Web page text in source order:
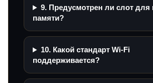
9. Предусмотрен ли слот для
памяти?
10. Какой стандарт Wi‑Fi
поддерживается?